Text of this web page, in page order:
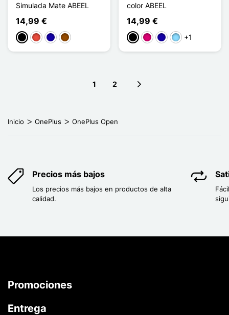
Simulada Mate ABEEL
14,99 €
NegroRojoAzul oscuro
Marrón
color ABEEL
14,99 €
NegroMagentaAzul oscuro
Azul claro
+1
1 2
Inicio OnePlus OnePlus Open
Precios más bajos
Los precios más bajos en productos de alta
calidad.
Promociones
Entrega